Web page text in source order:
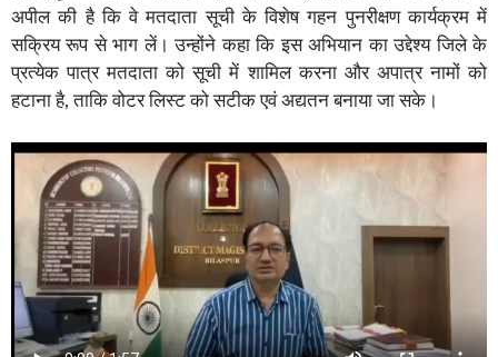
अपील की है कि वे मतदाता सूची के विशेष गहन पुनरीक्षण कार्यक्रम में
सक्रिय रूप से भाग लें। उन्होंने कहा कि इस अभियान का उद्देश्य जिले के
प्रत्येक पात्र मतदाता को सूची में शामिल करना और अपात्र नामों को
हटाना है, ताकि वोटर लिस्ट को सटीक एवं अद्यतन बनाया जा सके।